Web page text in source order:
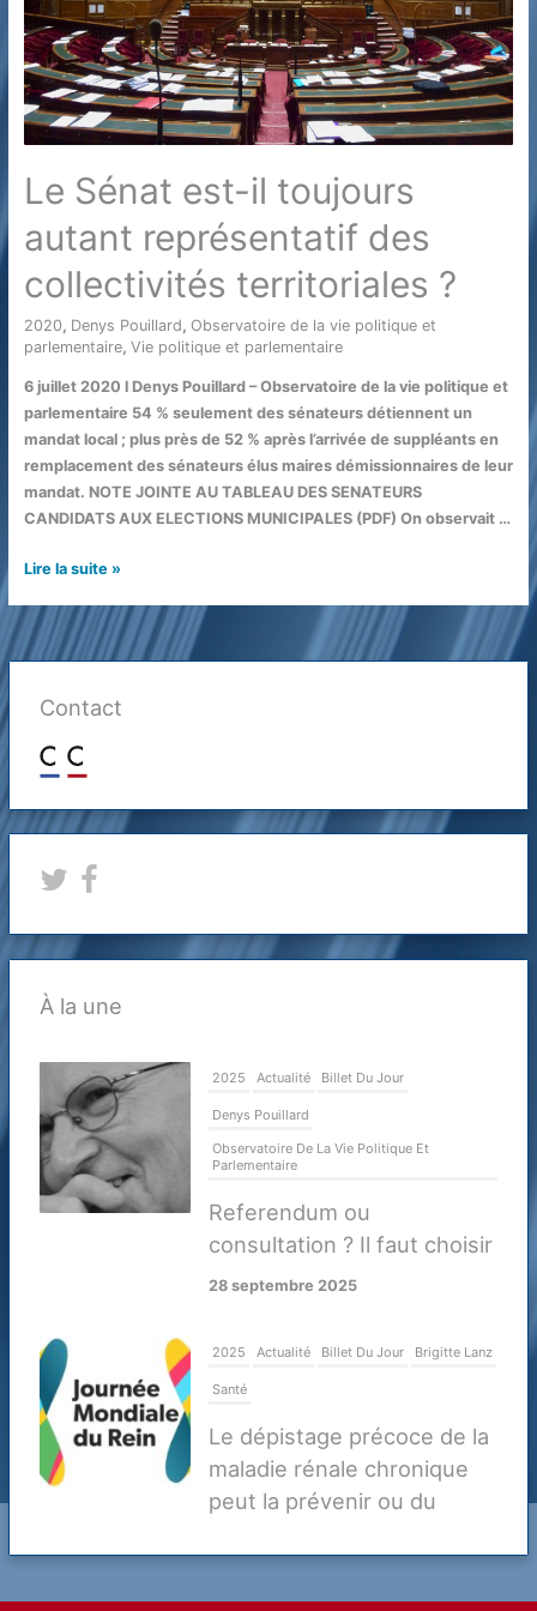
Le Sénat est-il toujours
autant représentatif des
collectivités territoriales ?
2020, Denys Pouillard, Observatoire de la vie politique et
parlementaire, Vie politique et parlementaire/ Par
6 juillet 2020 l Denys Pouillard – Observatoire de la vie politique et
parlementaire 54 % seulement des sénateurs détiennent un
mandat local ; plus près de 52 % après l’arrivée de suppléants en
remplacement des sénateurs élus maires démissionnaires de leur
mandat. NOTE JOINTE AU TABLEAU DES SENATEURS
CANDIDATS AUX ELECTIONS MUNICIPALES (PDF) On observait …
Le
est-
il
autant
des
collectivités
territoriales
?
Lire la suite »
Contact
À la une
2025 Actualité Billet Du Jour
Denys Pouillard
Observatoire De La Vie Politique Et
Parlementaire
Referendum ou
consultation ? Il faut choisir
28 septembre 2025
2025 Actualité Billet Du Jour Brigitte Lanz
Santé
Le dépistage précoce de la
maladie rénale chronique
peut la prévenir ou du
complications
20 mars 2025